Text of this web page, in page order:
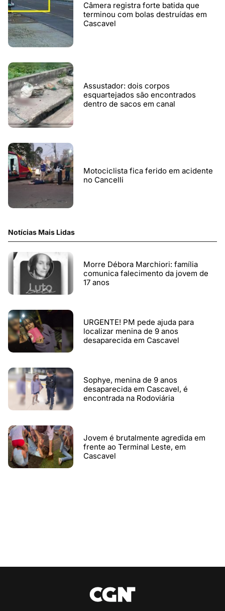
Câmera registra forte batida que
terminou com bolas destruídas em
Cascavel
Assustador: dois corpos
esquartejados são encontrados
dentro de sacos em canal
Motociclista fica ferido em acidente
no Cancelli
Notícias Mais Lidas
Morre Débora Marchiori: família
comunica falecimento da jovem de
17 anos
URGENTE! PM pede ajuda para
localizar menina de 9 anos
desaparecida em Cascavel
Sophye, menina de 9 anos
desaparecida em Cascavel, é
encontrada na Rodoviária
Jovem é brutalmente agredida em
frente ao Terminal Leste, em
Cascavel